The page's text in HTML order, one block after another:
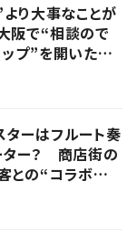
り大事なことが
で“相談ので
プ”を開いたDJ
・北区
ターはフルート奏
ター？ 商店街の
の“コラボレー
阪・天王寺区